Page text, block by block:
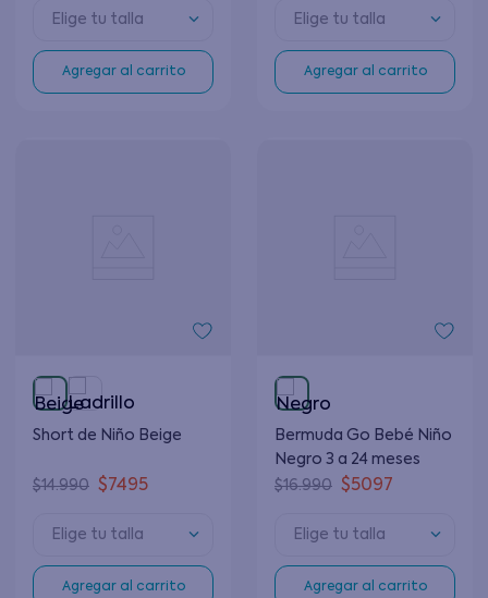
Elige tu talla
Agregar al carrito
Elige tu talla
Agregar al carrito
Short de Niño Beige
$14.990 $7495
Elige tu talla
Agregar al carrito
Bermuda Go Bebé Niño
Negro 3 a 24 meses
$16.990 $5097
Elige tu talla
Agregar al carrito